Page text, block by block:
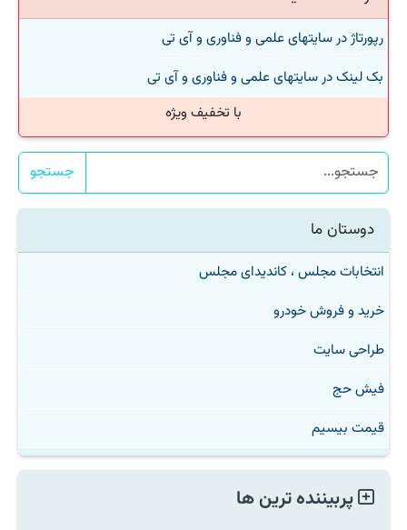
رپورتاژ در سایتهای علمی و فناوری و آی تی
بک لینک در سایتهای علمی و فناوری و آی تی
با تخفیف ویژه
جستجو
دوستان ما
انتخابات مجلس ، کاندیدای مجلس
خرید و فروش خودرو
طراحی سایت
فیش حج
قیمت بیسیم
پربیننده ترین ها